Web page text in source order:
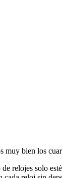
muy bien los
relojes solo